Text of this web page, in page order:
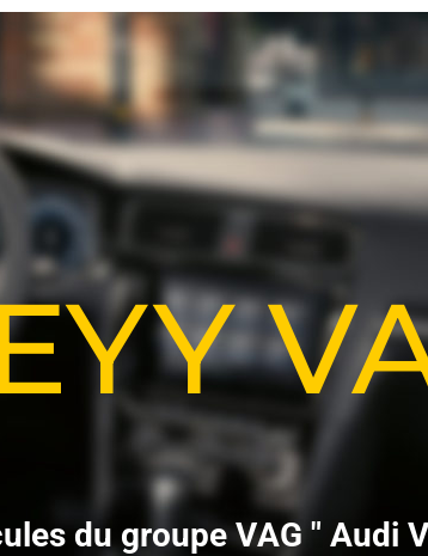
ules du groupe VAG " Audi V